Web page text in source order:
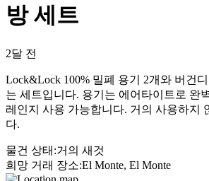
방 세트
2달 전
Lock&Lock 100% 밀폐 용기 2개와 버건
는 세트입니다. 용기는 에어타이트로 완
레인지 사용 가능합니다. 거의 사용하지
다.
물건 상태 :거의 새것
희망 거래 장소:El Monte, El Monte